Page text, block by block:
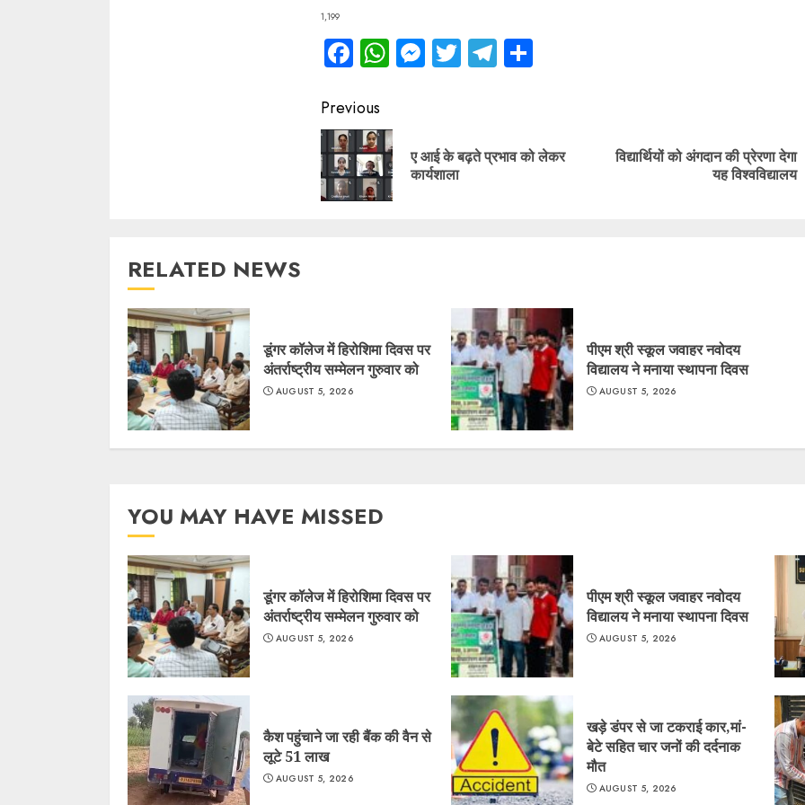
1,199
Facebook
WhatsApp
Messenger
TwitterTelegram
Continue
Reading
Previous
Previous
ए आई के बढ़ते प्रभाव को लेकर
कार्यशाला
Next
विद्यार्थियों को अंगदान की प्रेरणा देगा
यह विश्वविद्यालय
RELATED NEWS
डूंगर कॉलेज में हिरोशिमा दिवस पर
अंतर्राष्ट्रीय सम्मेलन गुरुवार को
AUGUST 5, 2026
पीएम श्री स्कूल जवाहर नवोदय
विद्यालय ने मनाया स्थापना दिवस
AUGUST 5, 2026
YOU MAY HAVE MISSED
डूंगर कॉलेज में हिरोशिमा दिवस पर
अंतर्राष्ट्रीय सम्मेलन गुरुवार को
AUGUST 5, 2026
पीएम श्री स्कूल जवाहर नवोदय
विद्यालय ने मनाया स्थापना दिवस
AUGUST 5, 2026
कैश पहुंचाने जा रही बैंक की वैन से
लूटे 51 लाख
AUGUST 5, 2026
खड़े डंपर से जा टकराई कार,मां-
बेटे सहित चार जनों की दर्दनाक
मौत
AUGUST 5, 2026